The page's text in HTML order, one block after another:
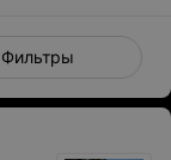
Фильтры